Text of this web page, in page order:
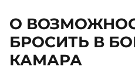
О
БРОСИТЬ В
КАМАРА